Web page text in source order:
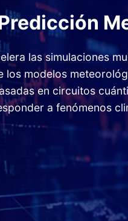
las simulaciones
los modelos
en circuitos
a fenómenos